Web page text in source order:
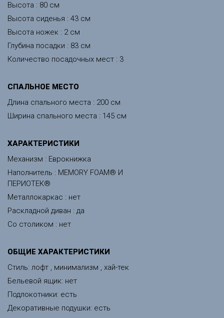
Высота : 80 см
Высота сиденья : 43 см
Высота ножек : 2 см
Глубина посадки : 83 см
Количество посадочных мест : 3
CПАЛЬНОЕ МЕСТО
Длина спального места : 200 см
Ширина спального места : 145 см
ХАРАКТЕРИСТИКИ
Механизм : Еврокнижка
Наполнитель : MEMORY FOAM® И
ПЕРИОТЕК®
Металлокаркас : нет
Раскладной диван : да
Со столиком : нет
ОБЩИЕ ХАРАКТЕРИСТИКИ
Стиль: лофт , минимализм , хай-тек
Бельевой ящик: нет
Подлокотники: есть
Декоративные подушки: есть